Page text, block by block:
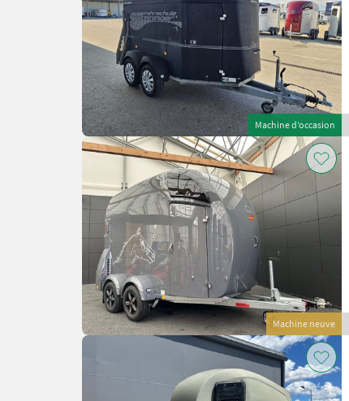
Machine d’occasion
Machine neuve